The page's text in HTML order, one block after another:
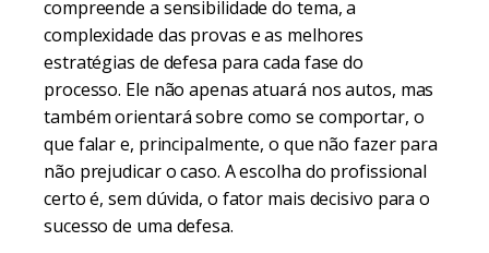
compreende a sensibilidade do tema, a
complexidade das provas e as melhores
estratégias de defesa para cada fase do
processo. Ele não apenas atuará nos autos, mas
também orientará sobre como se comportar, o
que falar e, principalmente, o que não fazer para
não prejudicar o caso. A escolha do profissional
certo é, sem dúvida, o fator mais decisivo para o
sucesso de uma defesa.